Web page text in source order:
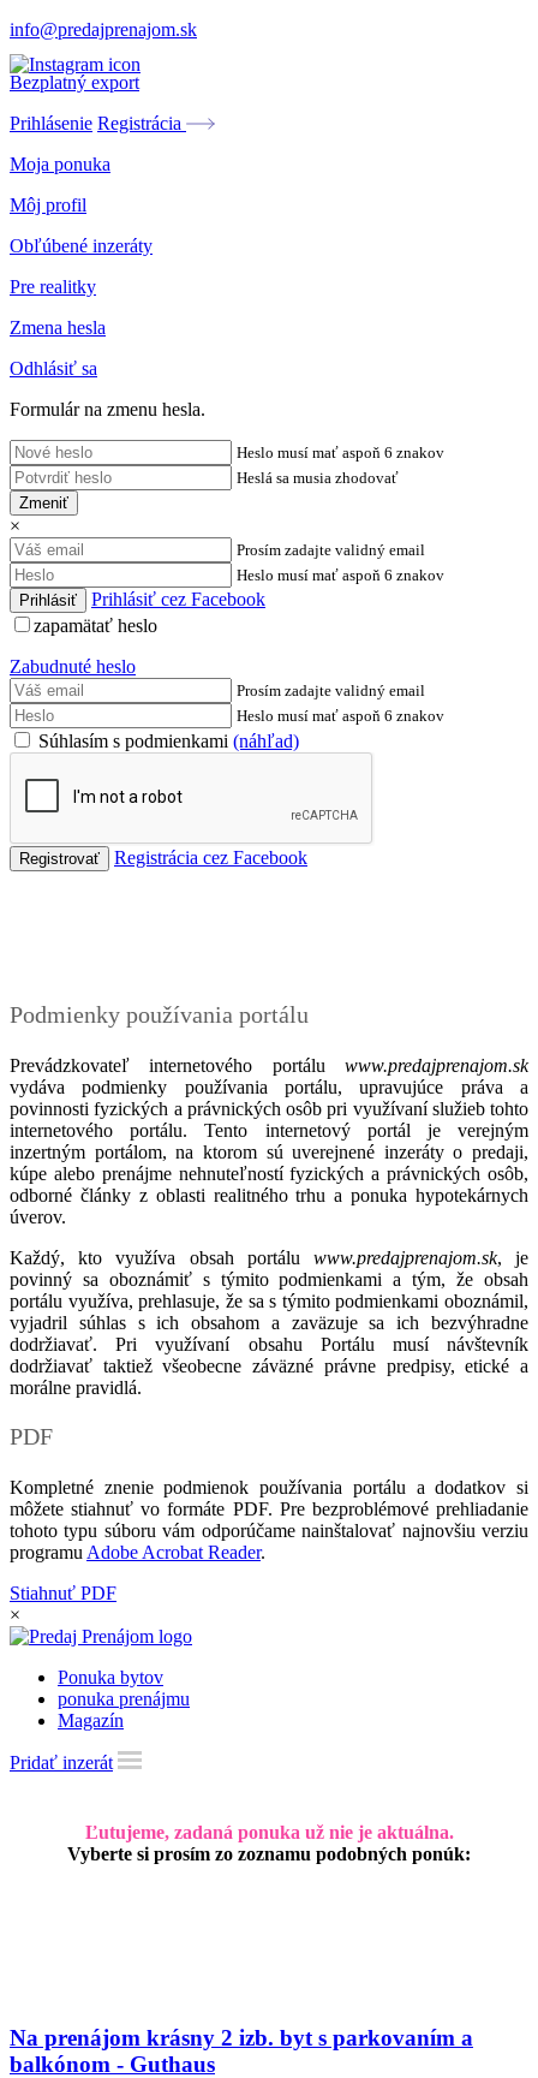
info@predajprenajom.sk
Bezplatný export
Prihlásenie Registrácia
Moja ponuka
Môj profil
Obľúbené inzeráty
Pre realitky
Zmena hesla
Odhlásiť sa
Formulár na zmenu hesla.
Heslo musí mať aspoň 6 znakov
Heslá sa musia zhodovať
Zmeniť
×
Prosím zadajte validný email
Heslo musí mať aspoň 6 znakov
Prihlásiť cez Facebook
zapamätať heslo
Zabudnuté heslo
Prosím zadajte validný email
Heslo musí mať aspoň 6 znakov
Súhlasím s podmienkami (náhľad)
Registrácia cez Facebook
Podmienky používania portálu
Prevádzkovateľ internetového portálu www.predajprenajom.sk
vydáva podmienky používania portálu, upravujúce práva a
povinnosti fyzických a právnických osôb pri využívaní služieb tohto
internetového portálu. Tento internetový portál je verejným
inzertným portálom, na ktorom sú uverejnené inzeráty o predaji,
kúpe alebo prenájme nehnuteľností fyzických a právnických osôb,
odborné články z oblasti realitného trhu a ponuka hypotekárnych
úverov.
Každý, kto využíva obsah portálu www.predajprenajom.sk, je
povinný sa oboznámiť s týmito podmienkami a tým, že obsah
portálu využíva, prehlasuje, že sa s týmito podmienkami oboznámil,
vyjadril súhlas s ich obsahom a zaväzuje sa ich bezvýhradne
dodržiavať. Pri využívaní obsahu Portálu musí návštevník
dodržiavať taktiež všeobecne záväzné právne predpisy, etické a
morálne pravidlá.
PDF
Kompletné znenie podmienok používania portálu a dodatkov si
môžete stiahnuť vo formáte PDF. Pre bezproblémové prehliadanie
tohoto typu súboru vám odporúčame nainštalovať najnovšiu verziu
programu Adobe Acrobat Reader.
Stiahnuť PDF
×
Ponuka bytov
ponuka prenájmu
Magazín
Pridať inzerát
Ľutujeme, zadaná ponuka už nie je aktuálna.
Vyberte si prosím zo zoznamu podobných ponúk:
Na prenájom krásny 2 izb. byt s parkovaním a
balkónom - Guthaus